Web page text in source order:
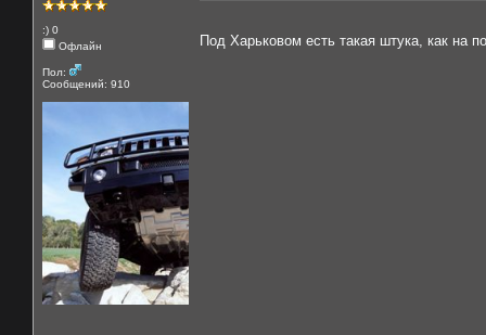
:) 0
Офлайн
Пол:
Сообщений: 910
Под Харьковом есть такая штука, как на